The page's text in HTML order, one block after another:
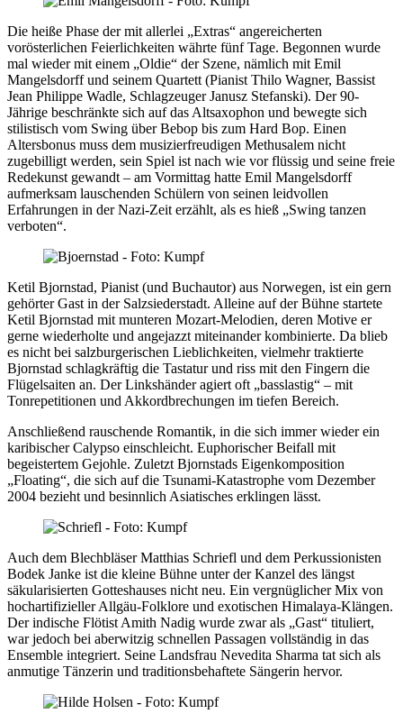
Die heiße Phase der mit allerlei „Extras“ angereicherten
vorösterlichen Feierlichkeiten währte fünf Tage. Begonnen wurde
mal wieder mit einem „Oldie“ der Szene, nämlich mit Emil
Mangelsdorff und seinem Quartett (Pianist Thilo Wagner, Bassist
Jean Philippe Wadle, Schlagzeuger Janusz Stefanski). Der 90-
Jährige beschränkte sich auf das Altsaxophon und bewegte sich
stilistisch vom Swing über Bebop bis zum Hard Bop. Einen
Altersbonus muss dem musizierfreudigen Methusalem nicht
zugebilligt werden, sein Spiel ist nach wie vor flüssig und seine freie
Redekunst gewandt – am Vormittag hatte Emil Mangelsdorff
aufmerksam lauschenden Schülern von seinen leidvollen
Erfahrungen in der Nazi-Zeit erzählt, als es hieß „Swing tanzen
verboten“.
Ketil Bjornstad, Pianist (und Buchautor) aus Norwegen, ist ein gern
gehörter Gast in der Salzsiederstadt. Alleine auf der Bühne startete
Ketil Bjornstad mit munteren Mozart-Melodien, deren Motive er
gerne wiederholte und angejazzt miteinander kombinierte. Da blieb
es nicht bei salzburgerischen Lieblichkeiten, vielmehr traktierte
Bjornstad schlagkräftig die Tastatur und riss mit den Fingern die
Flügelsaiten an. Der Linkshänder agiert oft „basslastig“ – mit
Tonrepetitionen und Akkordbrechungen im tiefen Bereich.
Anschließend rauschende Romantik, in die sich immer wieder ein
karibischer Calypso einschleicht. Euphorischer Beifall mit
begeistertem Gejohle. Zuletzt Bjornstads Eigenkomposition
„Floating“, die sich auf die Tsunami-Katastrophe vom Dezember
2004 bezieht und besinnlich Asiatisches erklingen lässt.
Auch dem Blechbläser Matthias Schriefl und dem Perkussionisten
Bodek Janke ist die kleine Bühne unter der Kanzel des längst
säkularisierten Gotteshauses nicht neu. Ein vergnüglicher Mix von
hochartifizieller Allgäu-Folklore und exotischen Himalaya-Klängen.
Der indische Flötist Amith Nadig wurde zwar als „Gast“ tituliert,
war jedoch bei aberwitzig schnellen Passagen vollständig in das
Ensemble integriert. Seine Landsfrau Nevedita Sharma tat sich als
anmutige Tänzerin und traditionsbehaftete Sängerin hervor.